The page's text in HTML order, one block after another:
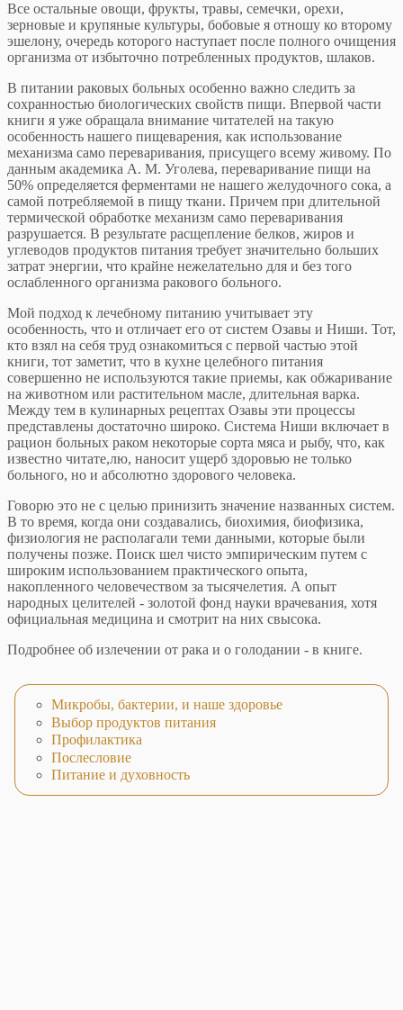
Все остальные овощи, фрукты, травы, семечки, орехи,
зерновые и крупяные культуры, бобовые я отношу ко второму
эшелону, очередь которого наступает после полного очищения
организма от избыточно потребленных продуктов, шлаков.
В питании раковых больных особенно важно следить за
сохранностью биологических свойств пищи. Впервой части
книги я уже обращала внимание читателей на такую
особенность нашего пищеварения, как использование
механизма само переваривания, присущего всему живому. По
данным академика А. М. Уголева, переваривание пищи на
50% определяется ферментами не нашего желудочного сока, а
самой потребляемой в пищу ткани. Причем при длительной
термической обработке механизм само переваривания
разрушается. В результате расщепление белков, жиров и
углеводов продуктов питания требует значительно больших
затрат энергии, что крайне нежелательно для и без того
ослабленного организма ракового больного.
Мой подход к лечебному питанию учитывает эту
особенность, что и отличает его от систем Озавы и Ниши. Тот,
кто взял на себя труд ознакомиться с первой частью этой
книги, тот заметит, что в кухне целебного питания
совершенно не используются такие приемы, как обжаривание
на животном или растительном масле, длительная варка.
Между тем в кулинарных рецептах Озавы эти процессы
представлены достаточно широко. Система Ниши включает в
рацион больных раком некоторые сорта мяса и рыбу, что, как
известно читате,лю, наносит ущерб здоровью не только
больного, но и абсолютно здорового человека.
Говорю это не с целью принизить значение названных систем.
В то время, когда они создавались, биохимия, биофизика,
физиология не располагали теми данными, которые были
получены позже. Поиск шел чисто эмпирическим путем с
широким использованием практического опыта,
накопленного человечеством за тысячелетия. А опыт
народных целителей - золотой фонд науки врачевания, хотя
официальная медицина и смотрит на них свысока.
Подробнее об излечении от рака и о голодании - в книге.
Микробы, бактерии, и наше здоровье
Выбор продуктов питания
Профилактика
Послесловие
Питание и духовность